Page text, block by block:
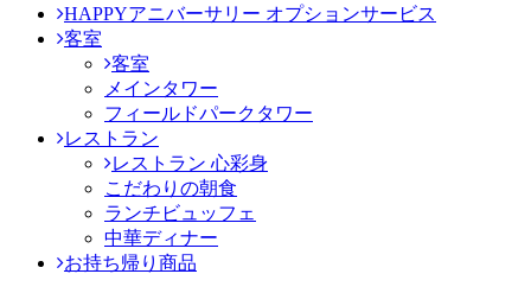
HAPPYアニバーサリー オプションサービス
客室
客室
メインタワー
フィールドパークタワー
レストラン
レストラン 心彩身
こだわりの朝食
ランチビュッフェ
中華ディナー
お持ち帰り商品